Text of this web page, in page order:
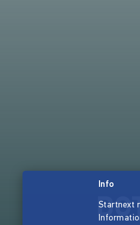
Info
Startnext